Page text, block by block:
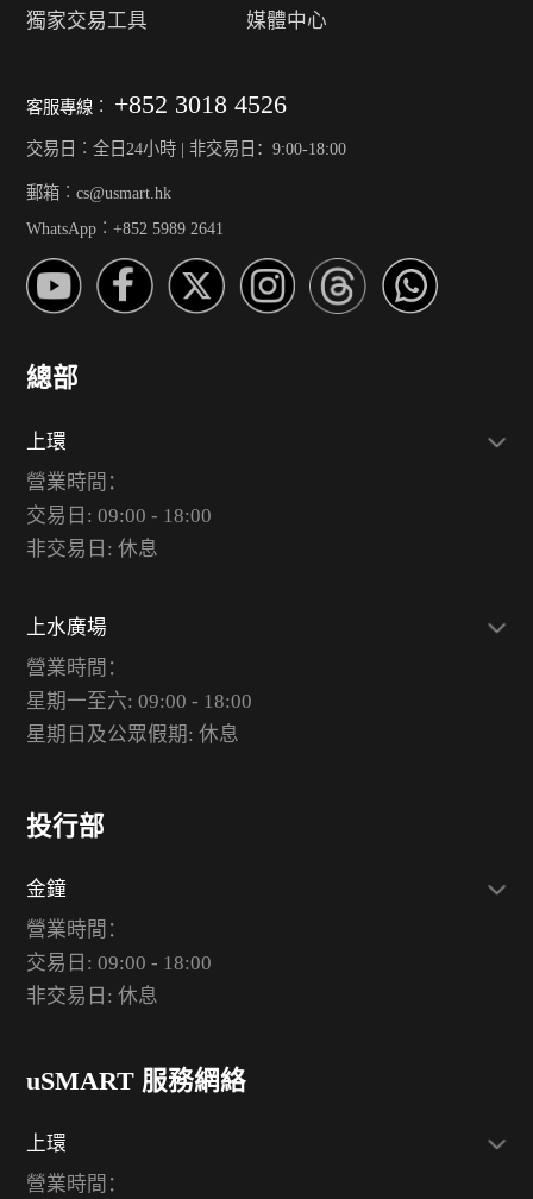
獨家交易工具
媒體中心
客服專線︰ +852 3018 4526
交易日︰全日24小時 | 非交易日：9:00-18:00
郵箱︰cs@usmart.hk
WhatsApp︰+852 5989 2641
總部
上環
營業時間：
交易日: 09:00 - 18:00
非交易日: 休息
上水廣場
營業時間：
星期一至六: 09:00 - 18:00
星期日及公眾假期: 休息
投行部
金鐘
營業時間：
交易日: 09:00 - 18:00
非交易日: 休息
uSMART 服務網絡
上環
營業時間：